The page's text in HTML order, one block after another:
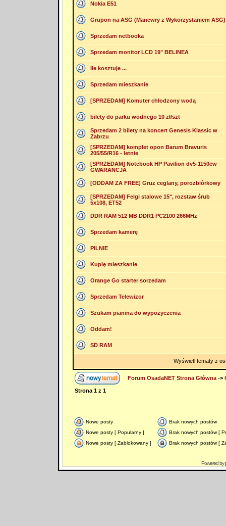
Nokia E51
Grupon na ASG (Manewry z Wykorzystaniem ASG)
Sprzedam netbooka
Sprzedam monitor LCD 19" BELINEA
Ile kosztuje ...
Sprzedam mieszkanie
[SPRZEDAM] Komuter chłodzony wodą
bilety do parku wodnego 10 zł/szt
Sprzedam 2 bilety na koncert Genesis Klassic w
Zabrzu
[SPRZEDAM] komplet opon Barum Bravuris
205/55/R16 - letnie
[SPRZEDAM] Notebook HP Pavilion dv5-1150ew
GWARANCJA
[ODDAM ZA FREE] Gruz ceglany, porozbiórkowy
[SPRZEDAM] Felgi stalowe 15", rozstaw śrub
5x108, ET52
DDR RAM 512 MB DDR1 PC2100 266MHz
Sprzedam kamerę
PILNIE
Kupię mieszkanie
Orange Go starter sorzedam
Sprzedam Telewizor
Szukam pianina do wypożyczenia
Oddam!
SD RAM
Wyświetl tematy z
Forum OsadaNET Strona Główna->
Strona 1z 1
Nowe posty
Brak nowych postów
Nowe posty [ Popularny ]
Brak nowych postów [
Nowe posty [ Zablokowany ]
Brak nowych postów [
Powered by